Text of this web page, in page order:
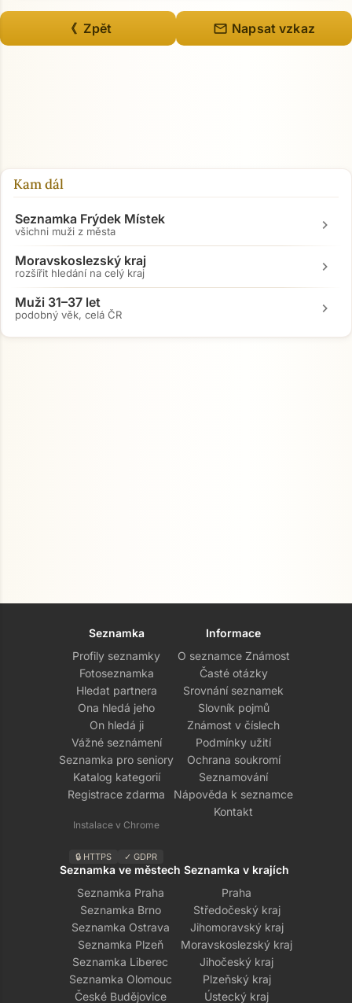
《 Zpět mail Napsat vzkaz
Kam dál
Seznamka Frýdek Místek
všichni muži z města chevron_right
Moravskoslezský kraj
rozšířit hledání na celý kraj chevron_right
Muži 31–37 let
podobný věk, celá ČR chevron_right
Seznamka
Profily seznamky
Fotoseznamka
Hledat partnera
Ona hledá jeho
On hledá ji
Vážné seznámení
Seznamka pro seniory
Katalog kategorií
Registrace zdarma
Instalace v Chrome
🔒 HTTPS ✓ GDPR
Informace
O seznamce Známost
Časté otázky
Srovnání seznamek
Slovník pojmů
Známost v číslech
Podmínky užití
Ochrana soukromí
Seznamování
Nápověda k seznamce
Kontakt
Seznamka ve městech
Seznamka Praha
Seznamka Brno
Seznamka Ostrava
Seznamka Plzeň
Seznamka Liberec
Seznamka Olomouc
České Budějovice
Seznamka v krajích
Praha
Středočeský kraj
Jihomoravský kraj
Moravskoslezský kraj
Jihočeský kraj
Plzeňský kraj
Ústecký kraj